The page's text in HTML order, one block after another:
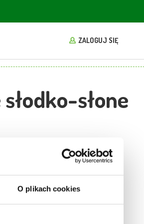
O plikach cookies
ZALOGUJ SIĘ
słone